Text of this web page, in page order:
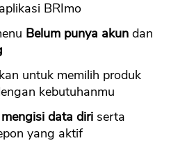
BRImo
Belum punya akun dan
untuk memilih produk
kebutuhanmu
mengisi data diri serta
yang aktif